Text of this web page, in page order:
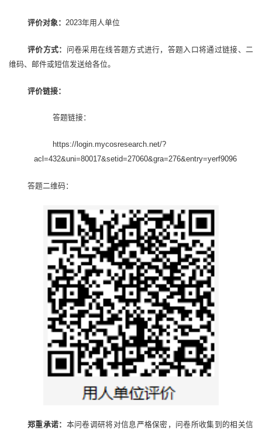
评价对象： 2023年用人单位
评价方式： 问卷采用在线答题方式进行，答题入口将通过链接、二
维码、邮件或短信发送给各位。
评价链接：
答题链接：
https://login.mycosresearch.net/?
acl=432&uni=80017&setid=27060&gra=276&entry=yerf9096
答题二维码：
郑重承诺： 本问卷调研将对信息严格保密，问卷所收集到的相关信